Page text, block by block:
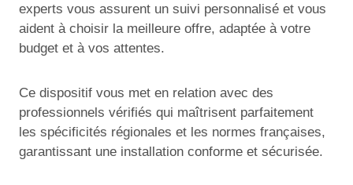
experts vous assurent un suivi personnalisé et vous
aident à choisir la meilleure offre, adaptée à votre
budget et à vos attentes.
Ce dispositif vous met en relation avec des
professionnels vérifiés qui maîtrisent parfaitement
les spécificités régionales et les normes françaises,
garantissant une installation conforme et sécurisée.